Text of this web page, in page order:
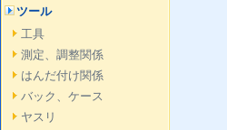
ツール
工具
測定、調整関係
はんだ付け関係
バック、ケース
ヤスリ